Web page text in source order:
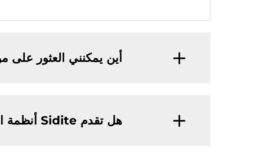
أين يمكنني العثور
هل تقدم Sidite أنظمة المضخات الحرارية بالإضافة إلى سخانات المياه الشمسية؟